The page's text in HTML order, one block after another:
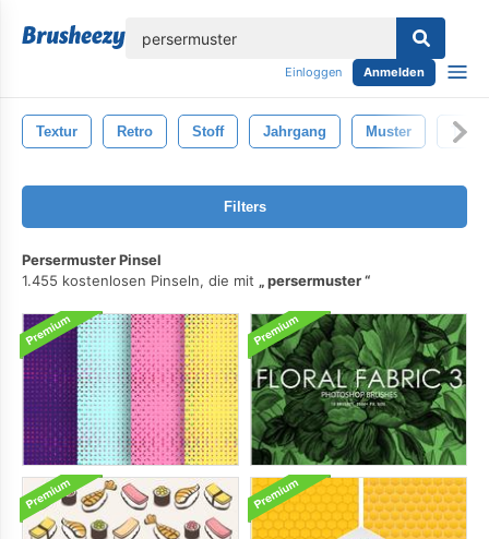
Einloggen Anmelden
Textur Retro Stoff Jahrgang Muster
Filters
Persermuster Pinsel
1.455 kostenlosen Pinseln, die mit
persermuster